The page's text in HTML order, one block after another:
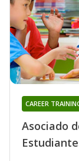
Asociado
CAREER